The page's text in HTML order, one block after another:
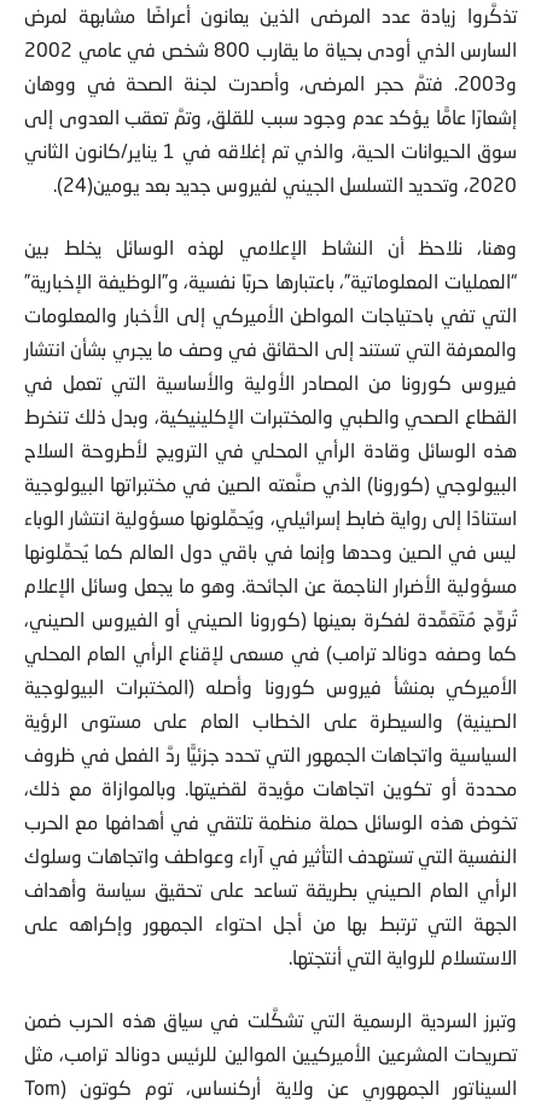
تذكَّروا زيادة عدد المرضى الذين يعانون أعراضًا مشابهة لمرض
السارس الذي أودى بحياة ما يقارب 800 شخص في عامي 2002
و2003. فتمَّ حجر المرضى، وأصدرت لجنة الصحة في ووهان
إشعارًا عامًّا يؤكد عدم وجود سبب للقلق، وتمَّ تعقب العدوى إلى
سوق الحيوانات الحية، والذي تم إغلاقه في 1 يناير/كانون الثاني
2020، وتحديد التسلسل الجيني لفيروس جديد بعد يومين(24).
وهنا، نلاحظ أن النشاط الإعلامي لهذه الوسائل يخلط بين
“العمليات المعلوماتية”، باعتبارها حربًا نفسية، و”الوظيفة الإخبارية”
التي تفي باحتياجات المواطن الأميركي إلى الأخبار والمعلومات
والمعرفة التي تستند إلى الحقائق في وصف ما يجري بشأن انتشار
فيروس كورونا من المصادر الأولية والأساسية التي تعمل في
القطاع الصحي والطبي والمختبرات الإكلينيكية، وبدل ذلك تنخرط
هذه الوسائل وقادة الرأي المحلي في الترويج لأطروحة السلاح
البيولوجي (كورونا) الذي صنَّعته الصين في مختبراتها البيولوجية
استنادًا إلى رواية ضابط إسرائيلي، ويُحمِّلونها مسؤولية انتشار الوباء
ليس في الصين وحدها وإنما في باقي دول العالم كما يُحمِّلونها
مسؤولية الأضرار الناجمة عن الجائحة. وهو ما يجعل وسائل الإعلام
تُروِّج مُتَعَمِّدة لفكرة بعينها (كورونا الصيني أو الفيروس الصيني،
كما وصفه دونالد ترامب) في مسعى لإقناع الرأي العام المحلي
الأميركي بمنشأ فيروس كورونا وأصله (المختبرات البيولوجية
الصينية) والسيطرة على الخطاب العام على مستوى الرؤية
السياسية واتجاهات الجمهور التي تحدد جزئيًّا ردَّ الفعل في ظروف
محددة أو تكوين اتجاهات مؤيدة لقضيتها. وبالموازاة مع ذلك،
تخوض هذه الوسائل حملة منظمة تلتقي في أهدافها مع الحرب
النفسية التي تستهدف التأثير في آراء وعواطف واتجاهات وسلوك
الرأي العام الصيني بطريقة تساعد على تحقيق سياسة وأهداف
الجهة التي ترتبط بها من أجل احتواء الجمهور وإكراهه على
الاستسلام للرواية التي أنتجتها.
وتبرز السردية الرسمية التي تشكَّلت في سياق هذه الحرب ضمن
تصريحات المشرعين الأميركيين الموالين للرئيس دونالد ترامب، مثل
السيناتور الجمهوري عن ولاية أركنساس، توم كوتون (Tom